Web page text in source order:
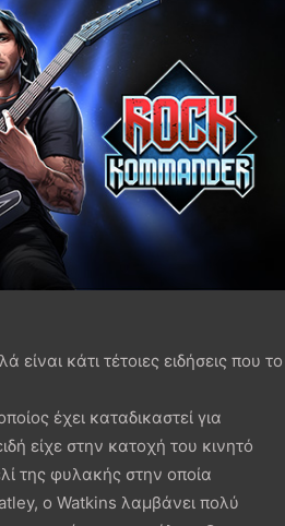
κάτι τέτοιες ειδήσεις που το
έχει καταδικαστεί για
είχε στην κατοχή του κινητό
της φυλακής στην οποία
ο Watkins λαμβάνει πολύ